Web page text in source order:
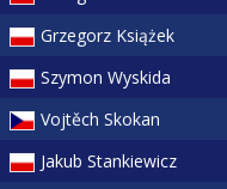
Grzegorz Książek
Szymon Wyskida
Vojtěch Skokan
Jakub Stankiewicz